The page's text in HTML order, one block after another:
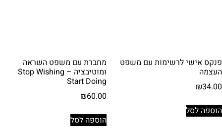
פנקס אישי לרשימות עם משפט
העצמה
₪34.00
הוספה לסל
מחברת עם משפט השראה
ומוטיבציה – Stop Wishing
Start Doing
₪60.00
הוספה לסל